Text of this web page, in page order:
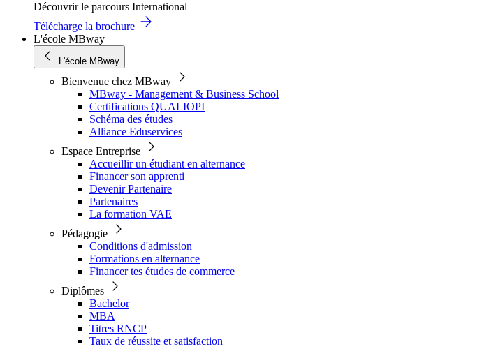
Découvrir le parcours International
Télécharge la brochure
L'école MBway
L'école MBway
Bienvenue chez MBway
MBway - Management & Business School
Certifications QUALIOPI
Schéma des études
Alliance Eduservices
Espace Entreprise
Accueillir un étudiant en alternance
Financer son apprenti
Devenir Partenaire
Partenaires
La formation VAE
Pédagogie
Conditions d'admission
Formations en alternance
Financer tes études de commerce
Diplômes
Bachelor
MBA
Titres RNCP
Taux de réussite et satisfaction